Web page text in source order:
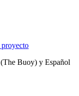
Buoy) y Español